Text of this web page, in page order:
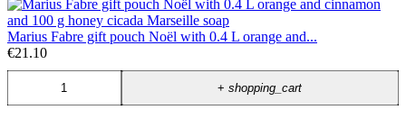
Marius Fabre gift pouch Noël with 0.4 L orange and...
€21.10
+shopping_cart